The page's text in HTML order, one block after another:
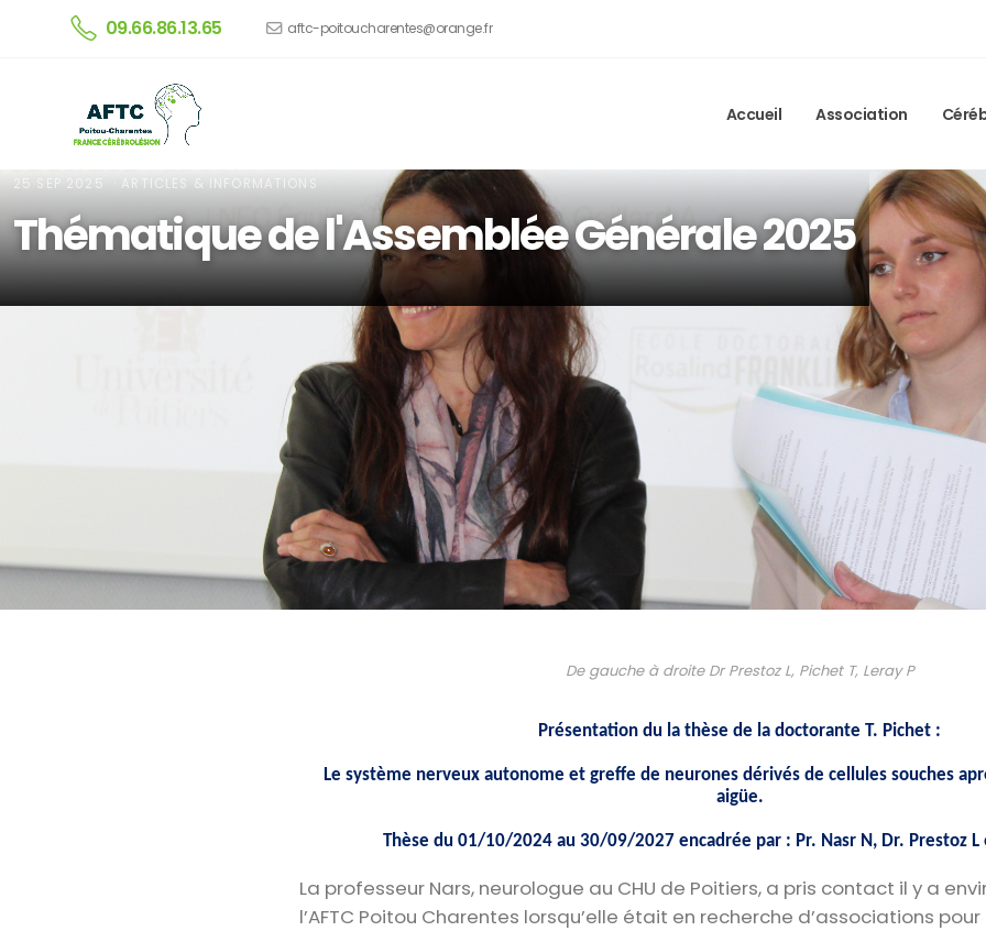
09.66.86.13.65 aftc-poitoucharentes@orange.fr
Accueil Association
25 SEP 2025 · ARTICLES & INFORMATIONS
Thématique de l'Assemblée Générale 2025
De gauche à droite Dr Prestoz L, Pichet T, Leray P
Présentation du la thèse de la doctorante T. Pichet :
Le système nerveux autonome et greffe de neurones dérivés de cellules souches
aigüe.
Thèse du 01/10/2024 au 30/09/2027 encadrée par : Pr. Nasr N, Dr. Prestoz L
La professeur Nars, neurologue au CHU de Poitiers, a pris contact il y a
l’AFTC Poitou Charentes lorsqu’elle était en recherche d’associations